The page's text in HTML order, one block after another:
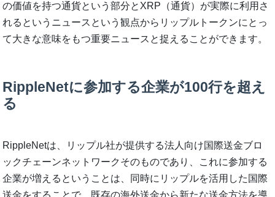
の価値を持つ通貨という部分とXRP（通貨）が実際に利用さ
れるというニュースという観点からリップルトークンにとっ
て大きな意味をもつ重要ニュースと捉えることができます。
RippleNetに参加する企業が100行を超え
る
RippleNetは、リップル社が提供する法人向け国際送金ブロ
ックチェーンネットワークそのものであり、これに参加する
企業が増えるということは、同時にリップルを活用した国際
送金をすることで、既存の海外送金から新たな送金方法を導